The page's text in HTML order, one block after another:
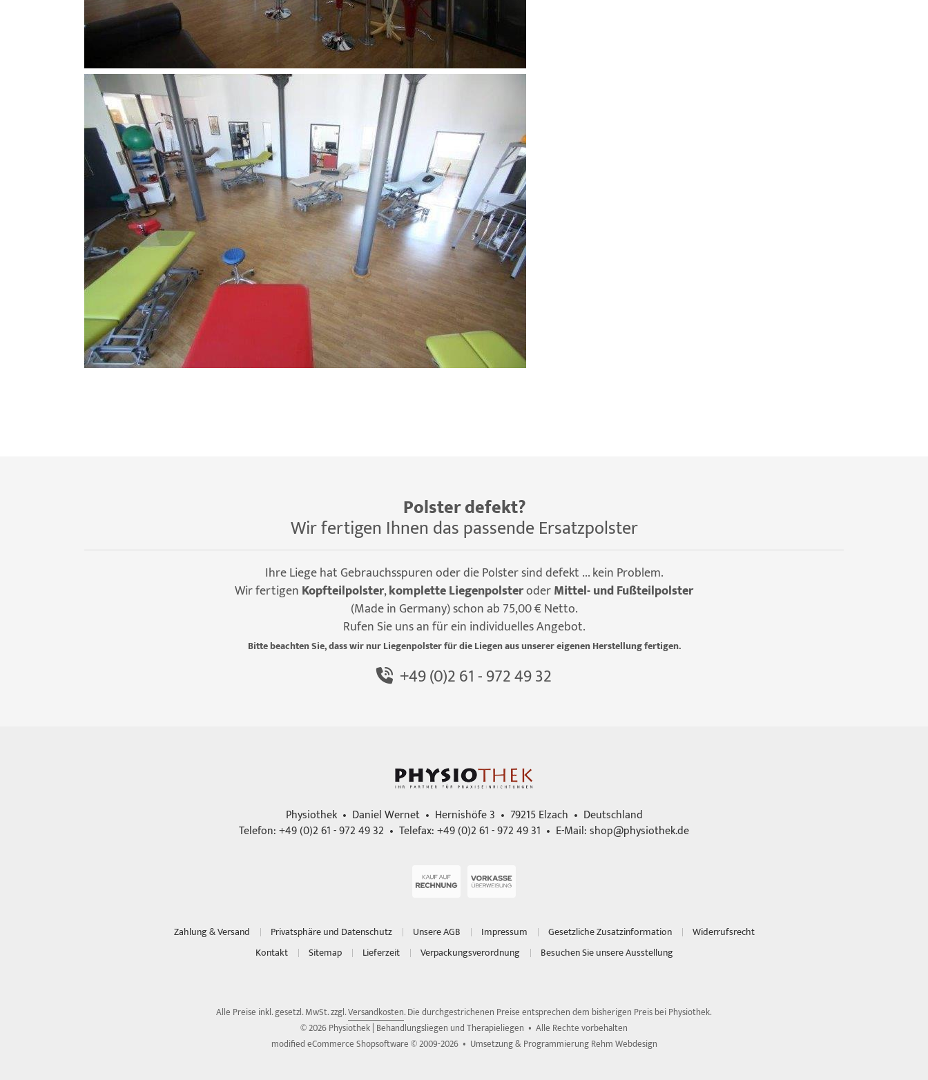
Polster defekt?
Wir fertigen Ihnen das passende Ersatzpolster
Ihre Liege hat Gebrauchsspuren oder die Polster sind defekt ... kein Problem.
Wir fertigen Kopfteilpolster,komplette LiegenpolsteroderMittel- und Fußteilpolster
(Made in Germany) schon ab 75,00 € Netto.
Rufen Sie uns an für ein individuelles Angebot.
Bitte beachten Sie, dass wir nur Liegenpolster für die Liegen aus unserer eigenen Herstellung fertigen.
+49 (0)2 61 - 972 49 32
Physiothek • Daniel Wernet • Hernishöfe 3 • 79215 Elzach • Deutschland
Telefon: +49 (0)2 61 - 972 49 32 • Telefax: +49 (0)2 61 - 972 49 31 • E-Mail:shop@physiothek.de
Zahlung & Versand Privatsphäre und Datenschutz Unsere AGB Impressum Gesetzliche Zusatzinformation
Widerrufsrecht
Kontakt
Sitemap Lieferzeit Verpackungsverordnung Besuchen Sie unsere Ausstellung
Alle Preise inkl. gesetzl. MwSt. zzgl.Versandkosten. Die durchgestrichenen Preise entsprechen dem bisherigen Preis bei Physiothek.
© 2026 Physiothek | Behandlungsliegen und Therapieliegen • Alle Rechte vorbehalten
modified eCommerce Shopsoftware © 2009-2026 • Umsetzung & Programmierung Rehm Webdesign